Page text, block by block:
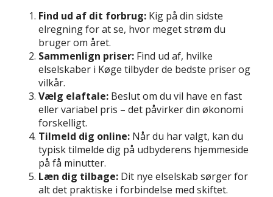
Find ud af dit forbrug: Kig på din sidste
elregning for at se, hvor meget strøm du
bruger om året.
Sammenlign priser: Find ud af, hvilke
elselskaber i Køge tilbyder de bedste priser og
vilkår.
Vælg elaftale: Beslut om du vil have en fast
eller variabel pris – det påvirker din økonomi
forskelligt.
Tilmeld dig online: Når du har valgt, kan du
typisk tilmelde dig på udbyderens hjemmeside
på få minutter.
Læn dig tilbage: Dit nye elselskab sørger for
alt det praktiske i forbindelse med skiftet.